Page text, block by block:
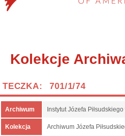
Kolekcje
TECZKA: 701/1/74
Archiwum Instytut Józefa
Kolekcja Archiwum Józefa